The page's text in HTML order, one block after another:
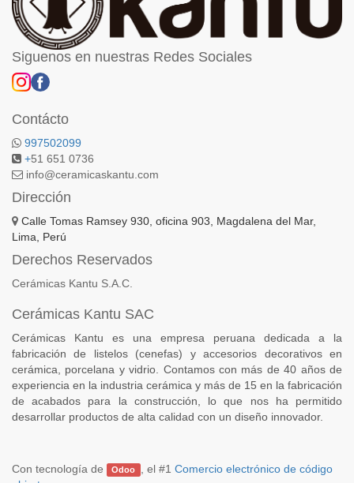
Siguenos en nuestras Redes Sociales
Contácto
997502099
+51 651 0736
info@ceramicaskantu.com
Dirección
Calle Tomas Ramsey 930, oficina 903, Magdalena del Mar,
Lima, Perú
Derechos Reservados
Cerámicas Kantu S.A.C.
Cerámicas Kantu SAC
Cerámicas Kantu es una empresa peruana dedicada a la
fabricación de listelos (cenefas) y accesorios decorativos en
cerámica, porcelana y vidrio. Contamos con más de 40 años de
experiencia en la industria cerámica y más de 15 en la fabricación
de acabados para la construcción, lo que nos ha permitido
desarrollar productos de alta calidad con un diseño innovador.
Con tecnología de Odoo , el #1 Comercio electrónico de código